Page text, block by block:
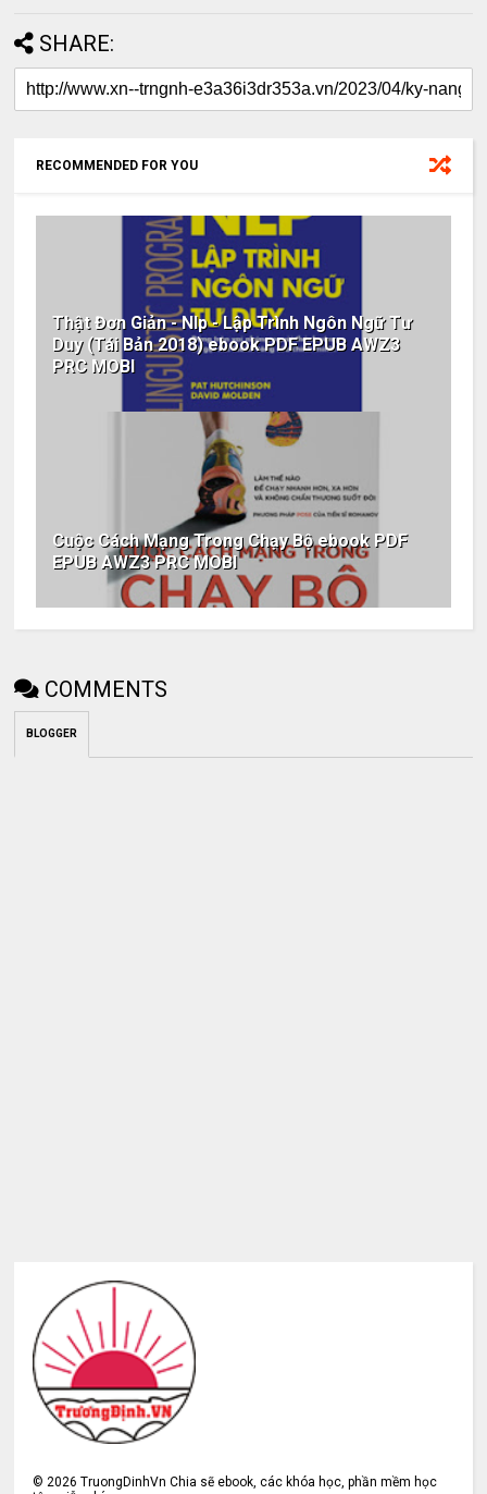
SHARE:
RECOMMENDED FOR YOU
Thật Đơn Giản - Nlp - Lập Trình Ngôn Ngữ Tư
Duy (Tái Bản 2018) ebook PDF EPUB AWZ3
PRC MOBI
Cuộc Cách Mạng Trong Chạy Bộ ebook PDF
EPUB AWZ3 PRC MOBI
COMMENTS
BLOGGER
©2026 TruongDinhVn Chia sẽ ebook, các khóa học, phần mềm học